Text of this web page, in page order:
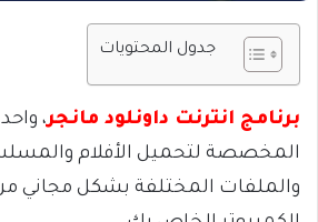
جدول المحتويات
برنامج انترنت داونلود مانجر،
المخصصة لتحميل الأفلام
والملفات المختلفة بشكل مجاني